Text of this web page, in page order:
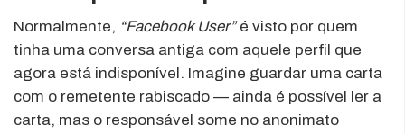
Normalmente, “Facebook User”é visto por quem
tinha uma conversa antiga com aquele perfil que
agora está indisponível. Imagine guardar uma carta
com o remetente rabiscado — ainda é possível ler a
carta, mas o responsável some no anonimato